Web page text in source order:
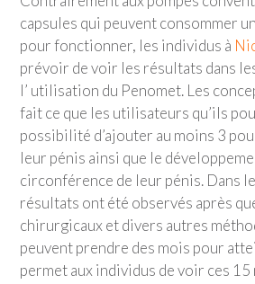
capsules qui peuvent consommer
pour fonctionner, les individus à
prévoir de voir les résultats dans
l’ utilisation du Penomet. Les
fait ce que les utilisateurs qu’ils
possibilité d’ajouter au moins 3
leur pénis ainsi que le
circonférence de leur pénis. Dans
résultats ont été observés après
chirurgicaux et divers autres
peuvent prendre des mois pour
permet aux individus de voir ces 15